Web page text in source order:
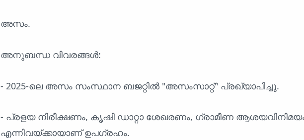
അസം.
അനുബന്ധ വിവരങ്ങൾ:
- 2025-ലെ അസം സംസ്ഥാന ബജറ്റിൽ "അസംസാറ്റ്" പ്രഖ്യാപിച്ചു.
- പ്രളയ നിരീക്ഷണം, കൃഷി ഡാറ്റാ ശേഖരണം, ഗ്രാമീണ
എന്നിവയ്ക്കായാണ് ഉപഗ്രഹം.